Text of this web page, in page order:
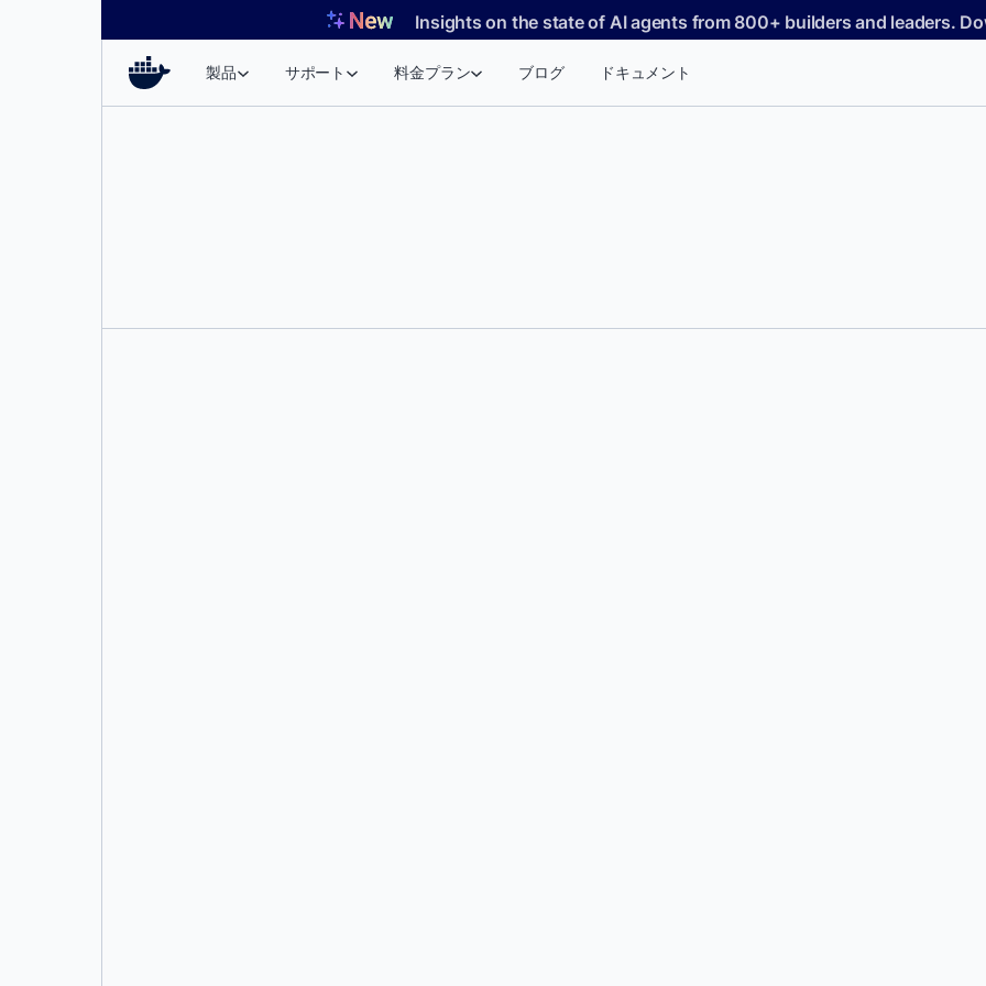
Insights on the state of AI agents from 800+ builders and leaders.
製品 サポート 料金プラン ブログ ドキュメント